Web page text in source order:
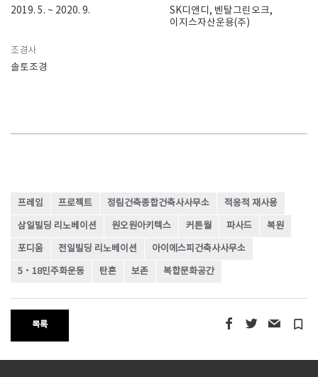
2019. 5. ~ 2020. 9.
SK디앤디, 벤탈그린오크,
이지스자산운용(주)
조경사
솔토조경
프레임 프로젝트 정림건축종합건축사사무소 적응적 재사용
삼일빌딩 리노베이션 원오원아키텍스 커튼월 파사드 복원
포디움 전일빌딩 리노베이션 아이에스피건축사사무소
5·18민주화운동 탄흔 보존 복합문화공간
목록 turned_in_not